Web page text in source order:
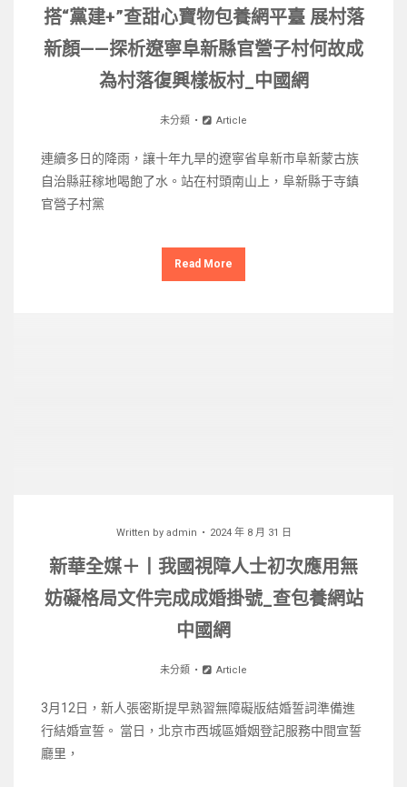
搭“黨建+”查甜心寶物包養網平臺 展村落
新顏——探析遼寧阜新縣官營子村何故成
為村落復興樣板村_中國網
未分類 Article
連續多日的降雨，讓十年九旱的遼寧省阜新市阜新蒙古族
自治縣莊稼地喝飽了水。站在村頭南山上，阜新縣于寺鎮
官營子村黨
Read More
Written by admin 2024 年 8 月 31 日
新華全媒＋丨我國視障人士初次應用無
妨礙格局文件完成成婚掛號_查包養網站
中國網
未分類 Article
3月12日，新人張密斯提早熟習無障礙版結婚誓詞準備進
行結婚宣誓。 當日，北京市西城區婚姻登記服務中間宣誓
廳里，